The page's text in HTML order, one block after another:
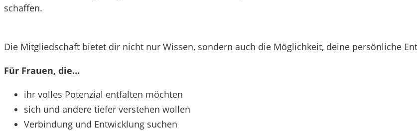
schaffen.
Die Mitgliedschaft bietet dir nicht nur Wissen, sondern auch die Möglichkeit, deine persönliche
Für Frauen, die…
ihr volles Potenzial entfalten möchten
sich und andere tiefer verstehen wollen
Verbindung und Entwicklung suchen